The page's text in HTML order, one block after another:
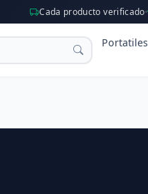
Cada producto verificado
Portatiles